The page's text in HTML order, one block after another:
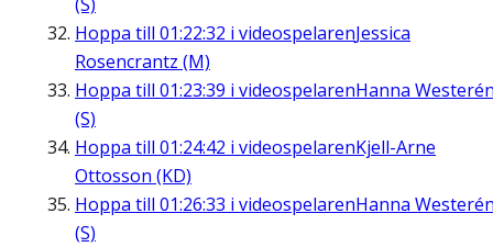
Hoppa till 01:22:32 i videospelarenJessica
Rosencrantz (M)
Hoppa till 01:23:39 i videospelarenHanna
(S)
Hoppa till 01:24:42 i videospelarenKjell-Arne
Ottosson (KD)
Hoppa till 01:26:33 i videospelarenHanna
(S)